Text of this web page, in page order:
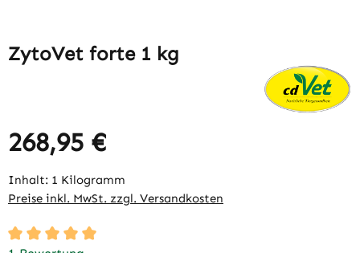
ZytoVet forte 1 kg
Regulärer Preis:
268,95 €
Inhalt: 1 Kilogramm
Preise inkl. MwSt. zzgl. Versandkosten